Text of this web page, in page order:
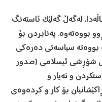
لەگەڵ گەلێک ئاستەنگ
بووەتەوە. پەنابردن بۆ
بووەتە سیاسەتی دەرەکی
شۆڕشی ئیسلامی (صدور
و تەیار و
بۆ کار و کردەوەی